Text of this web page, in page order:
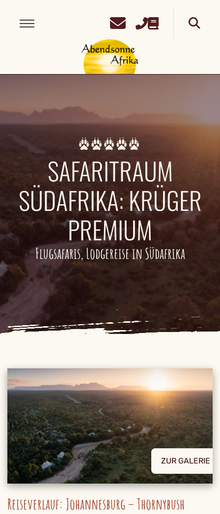
SAFARITRAUM
SÜDAFRIKA: KRÜGER
PREMIUM
Flugsafaris, Lodgereise in Südafrika
ZUR GALERIE
Reiseverlauf: Johannesburg – Thornybush